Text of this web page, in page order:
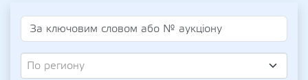
По региону